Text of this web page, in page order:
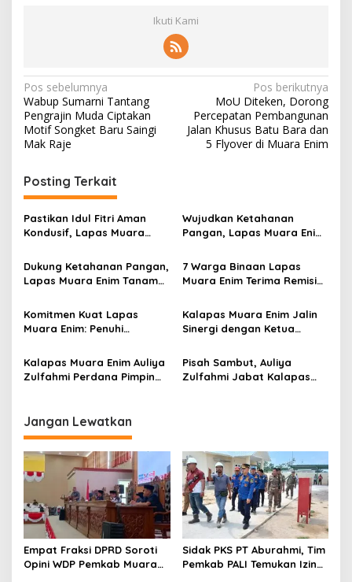
Ikuti Kami
N
a
v
i
g
a
s
i
p
o
s
Pos sebelumnya
Wabup Sumarni Tantang
Pengrajin Muda Ciptakan
Motif Songket Baru Saingi
Mak Raje
Pos berikutnya
MoU Diteken, Dorong
Percepatan Pembangunan
Jalan Khusus Batu Bara dan
5 Flyover di Muara Enim
Posting Terkait
Pastikan Idul Fitri Aman
Kondusif, Lapas Muara
Wujudkan Ketahanan
Pangan, Lapas Muara Enim
Pemasyarakatan
Dukung Ketahanan Pangan,
Lapas Muara Enim Tanam
Hidroponik
7 Warga Binaan Lapas
Muara Enim Terima Remisi
Komitmen Kuat Lapas
Muara Enim: Penuhi
Binaan, Wujudkan Bersih
Narkoba
Kalapas Muara Enim Jalin
Sinergi dengan Ketua
Kalapas Muara Enim Auliya
Zulfahmi Perdana Pimpin
Pisah Sambut, Auliya
Zulfahmi Jabat Kalapas
Jangan Lewatkan
Empat Fraksi DPRD Soroti
Opini WDP Pemkab Muara
Sidak PKS PT Aburahmi, Tim
Pemkab PALI Temukan Izin